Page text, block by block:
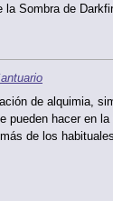
Sombra de
de alquimia,
pueden hacer en
de los